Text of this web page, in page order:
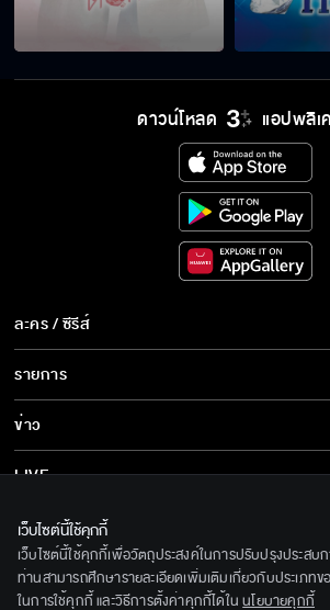
ดาวน์โหลด แอปพลิเ
ละคร / ซีรีส์
ละคร/ซีรีส์
ซีรีส์นานาชาติ
การ์ตูน & เกม
รายการ
รายการทั้งหมด
ข่าว
ข่าวทั้งหมด
ข่าวประชาสัมพันธ์
LIVE
เกี่ยวกับเรา
BEC World
รู้จักเรา
ติดตามเราได้ที่
เว็บไซต์นี้ใช้คุกกี้
เว็บไซต์นี้ใช้คุกกี้เพื่อวัตถุประสงค์ในการปรับปรุงประสบ
ท่านสามารถศึกษารายละเอียดเพิ่มเติมเกี่ยวกับประเภท
ในการใช้คุกกี้ และวิธีการตั้งค่าคุกกี้ได้ใน นโยบายคุกกี้